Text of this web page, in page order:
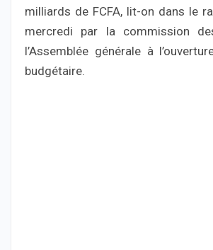
milliards de FCFA, lit-on dans le
mercredi par la commission
l’Assemblée générale à
budgétaire.